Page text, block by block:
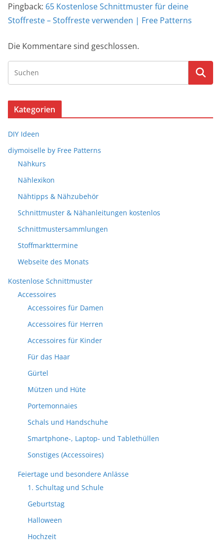
Pingback: 65 Kostenlose Schnittmuster für deine
Stoffreste – Stoffreste verwenden | Free Patterns
Die Kommentare sind geschlossen.
Kategorien
DIY Ideen
diymoiselle by Free Patterns
Nähkurs
Nählexikon
Nähtipps & Nähzubehör
Schnittmuster & Nähanleitungen kostenlos
Schnittmustersammlungen
Stoffmarkttermine
Webseite des Monats
Kostenlose Schnittmuster
Accessoires
Accessoires für Damen
Accessoires für Herren
Accessoires für Kinder
Für das Haar
Gürtel
Mützen und Hüte
Portemonnaies
Schals und Handschuhe
Smartphone-, Laptop- und Tablethüllen
Sonstiges (Accessoires)
Feiertage und besondere Anlässe
1. Schultag und Schule
Geburtstag
Halloween
Hochzeit